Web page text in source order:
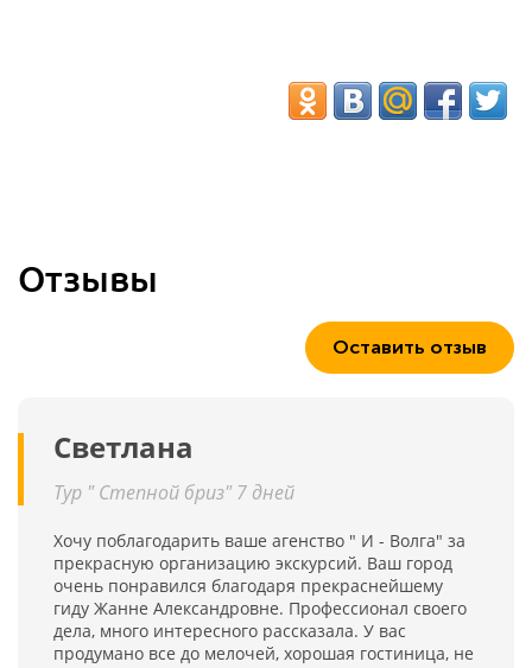
Отзывы
Оставить отзыв
Светлана
Тур " Степной бриз" 7 дней
Хочу поблагодарить ваше агенство " И - Волга" за
прекрасную организацию экскурсий. Ваш город
очень понравился благодаря прекраснейшему
гиду Жанне Александровне. Профессионал своего
дела, много интересного рассказала. У вас
продумано все до мелочей, хорошая гостиница, не